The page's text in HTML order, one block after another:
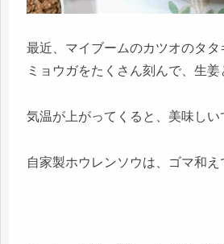
最近、マイブームのカツオのタタ
ミョウガをたくさん刻んで、生姜
気温が上がってくると、美味しい
自家製ホウレンソウは、ゴマ和え